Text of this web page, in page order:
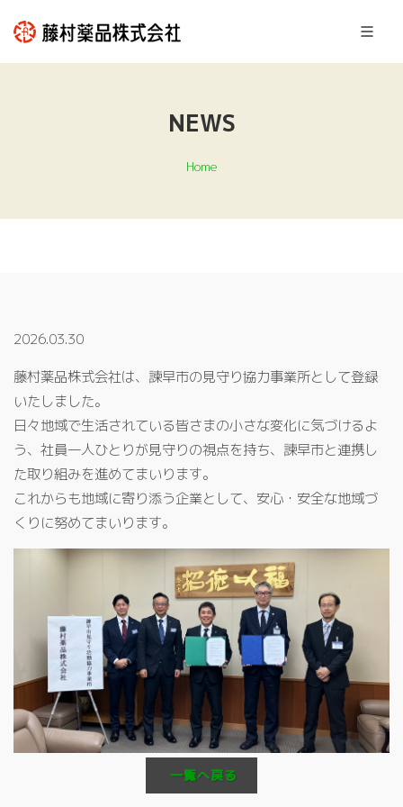
NEWS
Home
2026.03.30
藤村薬品株式会社は、諫早市の見守り協力事業所として登録
いたしました。
日々地域で生活されている皆さまの小さな変化に気づけるよ
う、社員一人ひとりが見守りの視点を持ち、諫早市と連携し
た取り組みを進めてまいります。
これからも地域に寄り添う企業として、安心・安全な地域づ
くりに努めてまいります。
一覧へ戻る